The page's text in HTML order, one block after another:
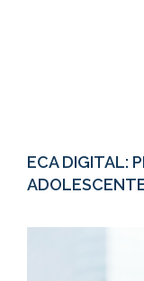
ECA DIGITAL: